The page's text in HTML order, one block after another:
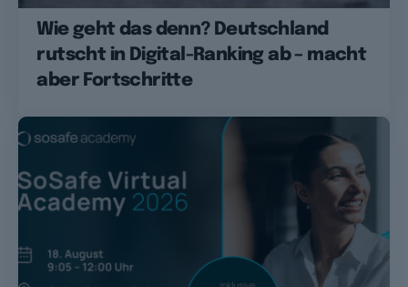
Wie geht das denn? Deutschland
rutscht in Digital-Ranking ab – macht
aber Fortschritte